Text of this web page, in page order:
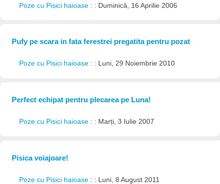
Poze cu Pisici haioase : : Duminică, 16 Aprilie 2006
Pufy pe scara in fata ferestrei pregatita pentru pozat
Poze cu Pisici haioase : : Luni, 29 Noiembrie 2010
Perfect echipat pentru plecarea pe Luna!
Poze cu Pisici haioase : : Marți, 3 Iulie 2007
Pisica voiajoare!
Poze cu Pisici haioase : : Luni, 8 August 2011